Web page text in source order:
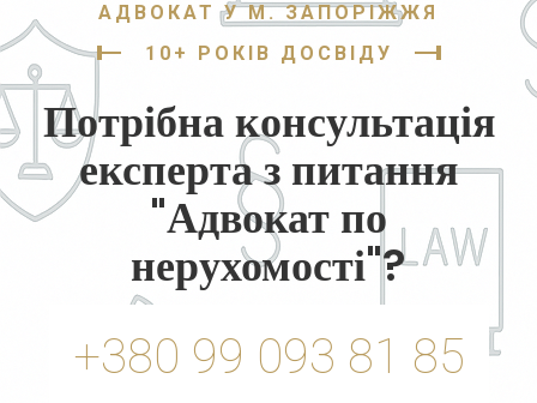
АДВОКАТ У М. ЗАПОРІЖЖЯ
10+ РОКІВ ДОСВІДУ
Потрібна консультація
експерта з питання
"Адвокат по
нерухомості"?
+380 99 093 81 85